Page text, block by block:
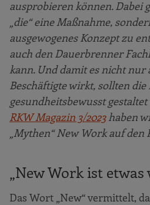
ausprobieren können. Dabei
„die“ eine Maßnahme,
ausgewogenes Konzept zu
auch den Dauerbrenner
kann. Und damit es nicht
Beschäftigte wirkt, sollten die
gesundheitsbewusst
RKW Magazin 3/2023haben
„Mythen“ New Work auf
„New Work ist
Das Wort „New“ vermittelt,